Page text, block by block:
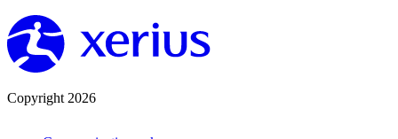
Copyright 2026